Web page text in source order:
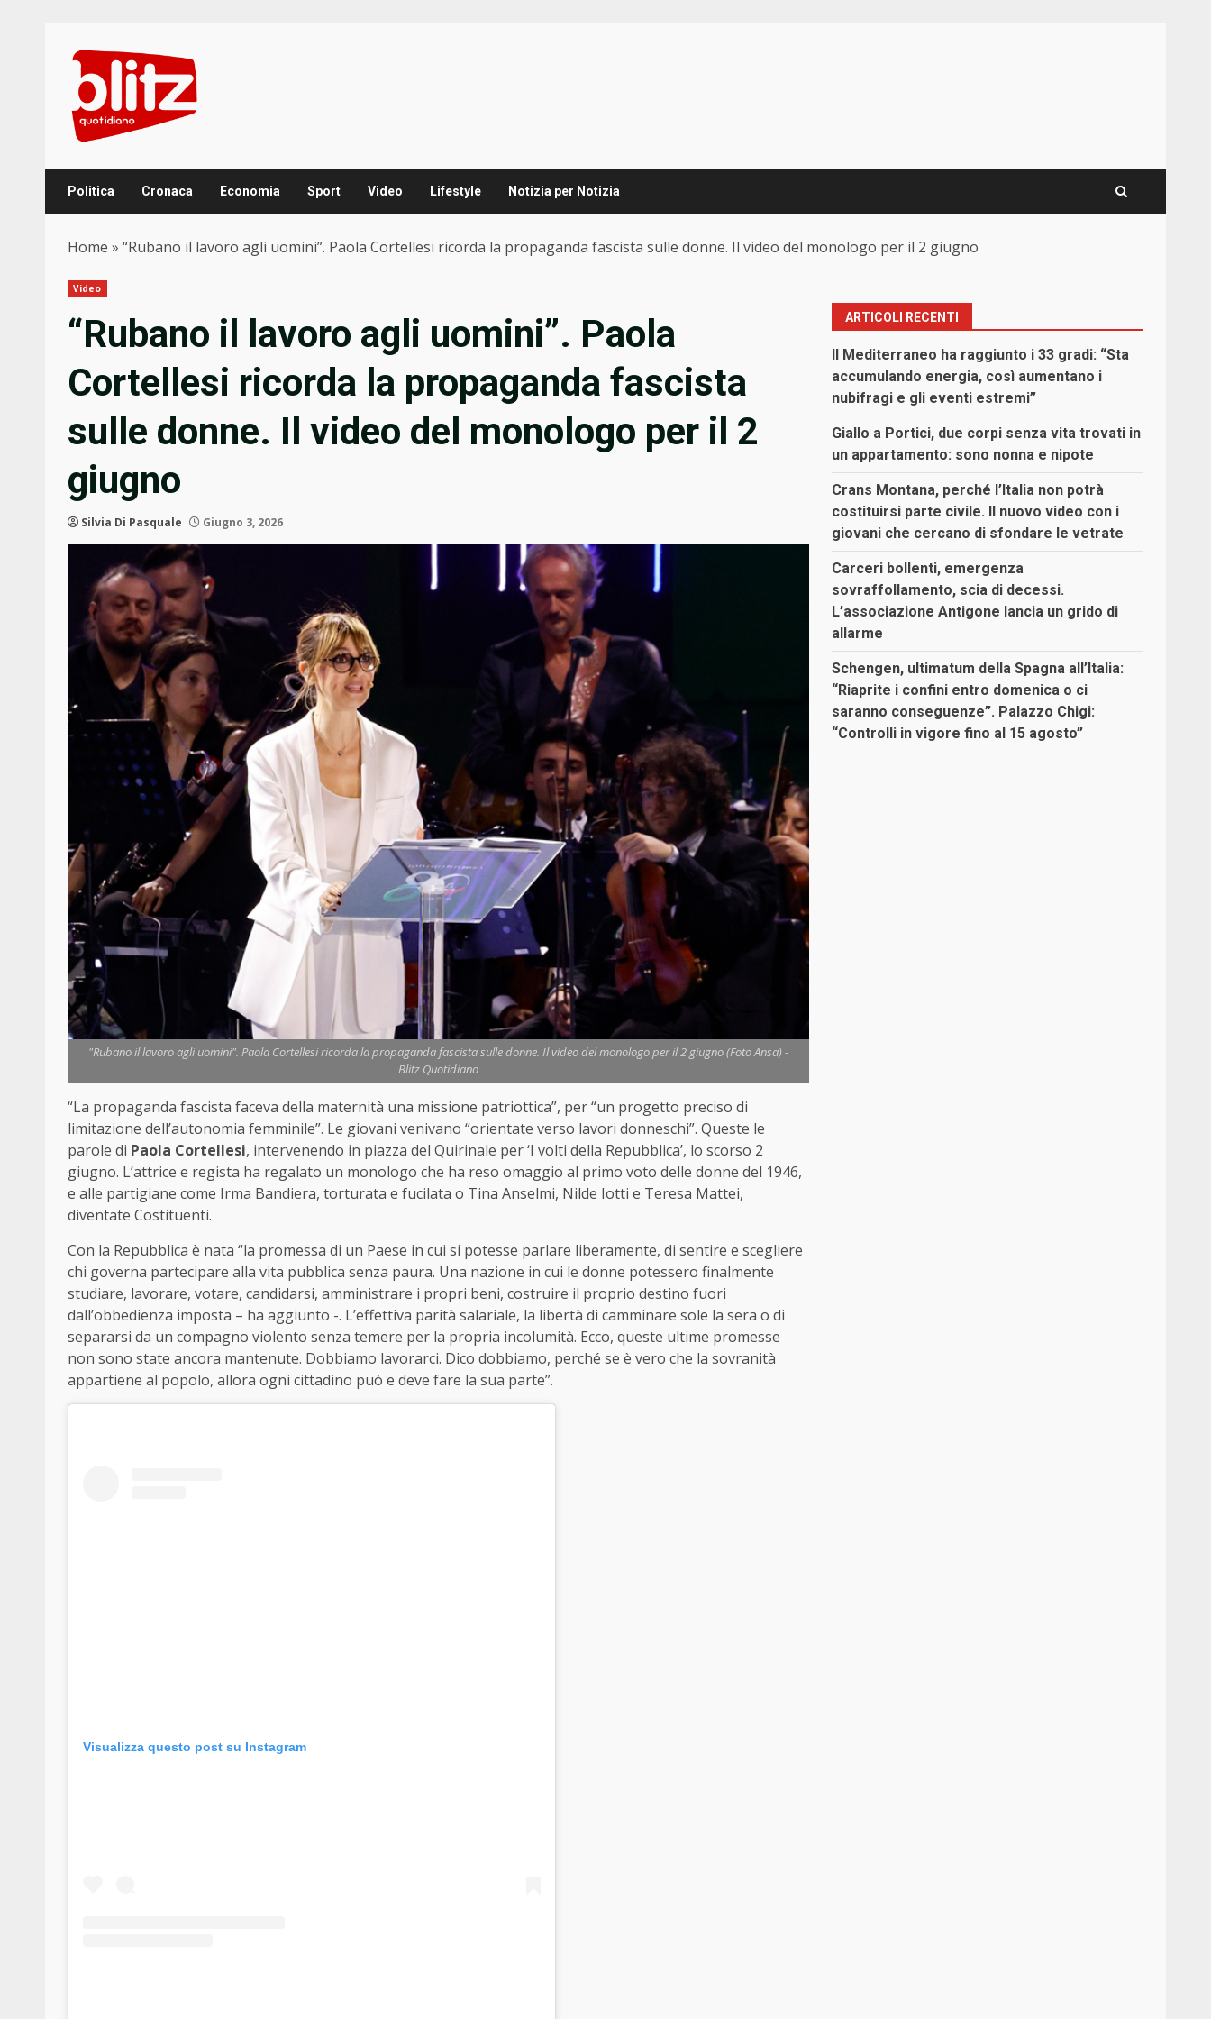
content
Politica Cronaca Economia Sport Video Lifestyle Notizia per Notizia
Home » “Rubano il lavoro agli uomini”. Paola Cortellesi ricorda la propaganda fascista sulle donne. Il video del monologo per il 2 giugno
Video
“Rubano il lavoro agli uomini”. Paola
Cortellesi ricorda la propaganda fascista
sulle donne. Il video del monologo per il 2
giugno
Silvia Di Pasquale Giugno 3, 2026
"Rubano il lavoro agli uomini". Paola Cortellesi ricorda la propaganda fascista sulle donne. Il video del monologo per il 2 giugno (Foto Ansa) -
Blitz Quotidiano
“La propaganda fascista faceva della maternità una missione patriottica”, per “un progetto preciso di
limitazione dell’autonomia femminile”. Le giovani venivano “orientate verso lavori donneschi”. Queste le
parole di Paola Cortellesi, intervenendo in piazza del Quirinale per ‘I volti della Repubblica’, lo scorso 2
giugno. L’attrice e regista ha regalato un monologo che ha reso omaggio al primo voto delle donne del 1946,
e alle partigiane come Irma Bandiera, torturata e fucilata o Tina Anselmi, Nilde Iotti e Teresa Mattei,
diventate Costituenti.
Con la Repubblica è nata “la promessa di un Paese in cui si potesse parlare liberamente, di sentire e scegliere
chi governa partecipare alla vita pubblica senza paura. Una nazione in cui le donne potessero finalmente
studiare, lavorare, votare, candidarsi, amministrare i propri beni, costruire il proprio destino fuori
dall’obbedienza imposta – ha aggiunto -. L’effettiva parità salariale, la libertà di camminare sole la sera o di
separarsi da un compagno violento senza temere per la propria incolumità. Ecco, queste ultime promesse
non sono state ancora mantenute. Dobbiamo lavorarci. Dico dobbiamo, perché se è vero che la sovranità
appartiene al popolo, allora ogni cittadino può e deve fare la sua parte”.
Visualizza questo post su Instagram
ARTICOLI RECENTI
Il Mediterraneo ha raggiunto i 33 gradi: “Sta
accumulando energia, così aumentano i
nubifragi e gli eventi estremi”
Giallo a Portici, due corpi senza vita trovati in
un appartamento: sono nonna e nipote
Crans Montana, perché l’Italia non potrà
costituirsi parte civile. Il nuovo video con i
giovani che cercano di sfondare le vetrate
Carceri bollenti, emergenza
sovraffollamento, scia di decessi.
L’associazione Antigone lancia un grido di
allarme
Schengen, ultimatum della Spagna all’Italia:
“Riaprite i confini entro domenica o ci
saranno conseguenze”. Palazzo Chigi:
“Controlli in vigore fino al 15 agosto”